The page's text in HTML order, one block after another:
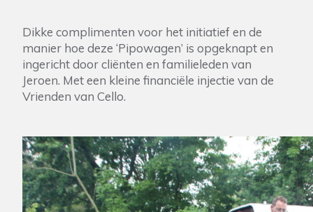
Dikke complimenten voor het initiatief en de
manier hoe deze ‘Pipowagen’ is opgeknapt en
ingericht door cliënten en familieleden van
Jeroen. Met een kleine financiële injectie van de
Vrienden van Cello.